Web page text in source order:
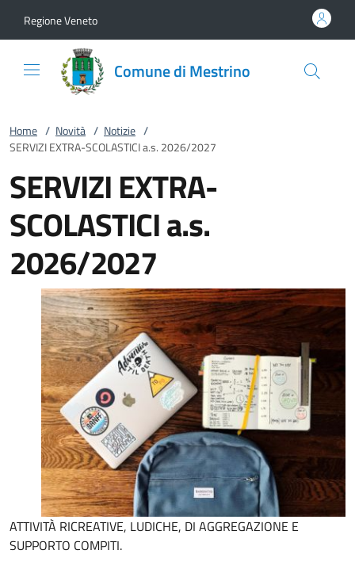
Regione Veneto
Comune di Mestrino
Home / Novità / Notizie /
SERVIZI EXTRA-SCOLASTICI a.s. 2026/2027
SERVIZI EXTRA-
SCOLASTICI a.s.
2026/2027
ATTIVITÀ RICREATIVE, LUDICHE, DI AGGREGAZIONE E
SUPPORTO COMPITI.